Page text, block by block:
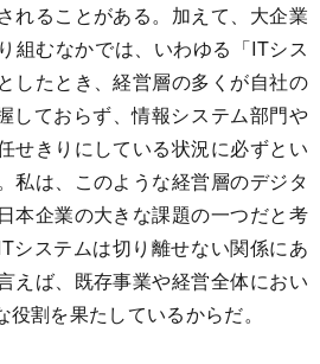
れることがある。加えて、大企業
組むなかでは、いわゆる「ITシス
したとき、経営層の多くが自社の
しておらず、情報システム部門や
せきりにしている状況に必ずとい
私は、このような経営層のデジタ
本企業の大きな課題の一つだと考
システムは切り離せない関係にあ
えば、既存事業や経営全体におい
割を果たしているからだ。